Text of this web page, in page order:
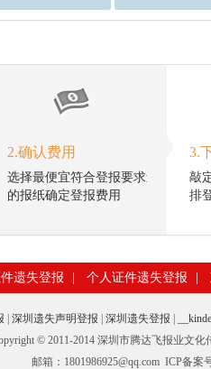
2.确认费用
选择最便宜符合登报要求
的报纸确定登报费用
3.
敲
排
遗失登报 个人证件遗失登报
深圳遗失声明登报 深圳遗失登报
© 2011-2014 深圳市腾达飞报业文
邮箱：1801986925@qq.com ICP备案